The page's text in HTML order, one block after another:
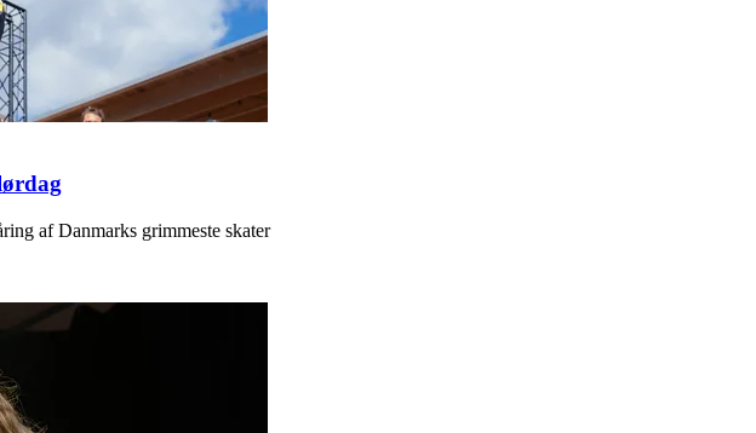
af Danmarks grimmeste skater